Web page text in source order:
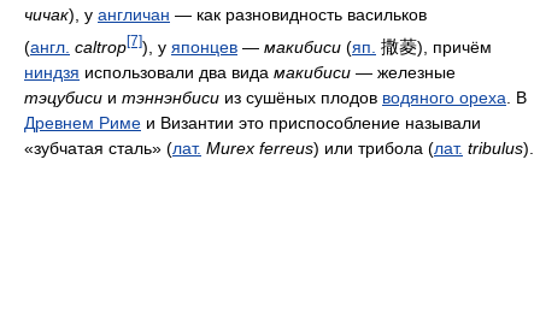
чичак), у англичан — как разновидность васильков
(англ. caltrop[7]), у японцев — макибиси (яп. 撒菱), причём
ниндзя использовали два вида макибиси — железные
тэцубиси и тэннэнбиси из сушёных плодов водяного ореха . В
Древнем Риме и Византии это приспособление называли
«зубчатая сталь» (лат. Murex ferreus) или трибола (лат. tribulus).